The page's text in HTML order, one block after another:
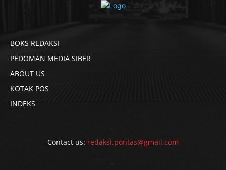
BOKS REDAKSI
PEDOMAN MEDIA SIBER
ABOUT US
KOTAK POS
INDEKS
Contact us: redaksi.pontas@gmail.com